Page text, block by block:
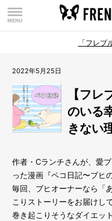
「フレブ
2022年5月25日
【フ
のいる
きない
作者・Cランチさんが、愛
った漫画『ペコ日記〜ブヒ
毎回、ブヒオーナーなら「
こりストーリーをお届けし
巻き起こりそうなダイエッ